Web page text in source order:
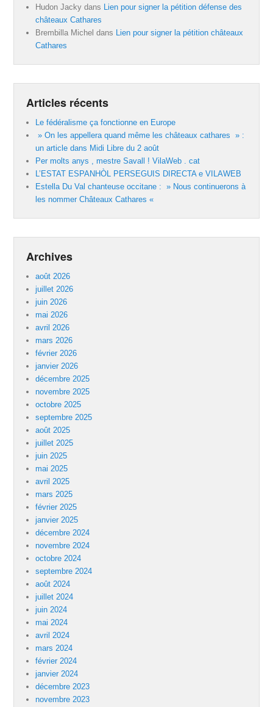
Hudon Jacky dans Lien pour signer la pétition défense des
châteaux Cathares
Brembilla Michel dans Lien pour signer la pétition châteaux
Cathares
Articles récents
Le fédéralisme ça fonctionne en Europe
» On les appellera quand même les châteaux cathares » :
un article dans Midi Libre du 2 août
Per molts anys , mestre Savall ! VilaWeb . cat
L’ESTAT ESPANHÒL PERSEGUIS DIRECTA e VILAWEB
Estella Du Val chanteuse occitane : » Nous continuerons à
les nommer Châteaux Cathares «
Archives
août 2026
juillet 2026
juin 2026
mai 2026
avril 2026
mars 2026
février 2026
janvier 2026
décembre 2025
novembre 2025
octobre 2025
septembre 2025
août 2025
juillet 2025
juin 2025
mai 2025
avril 2025
mars 2025
février 2025
janvier 2025
décembre 2024
novembre 2024
octobre 2024
septembre 2024
août 2024
juillet 2024
juin 2024
mai 2024
avril 2024
mars 2024
février 2024
janvier 2024
décembre 2023
novembre 2023